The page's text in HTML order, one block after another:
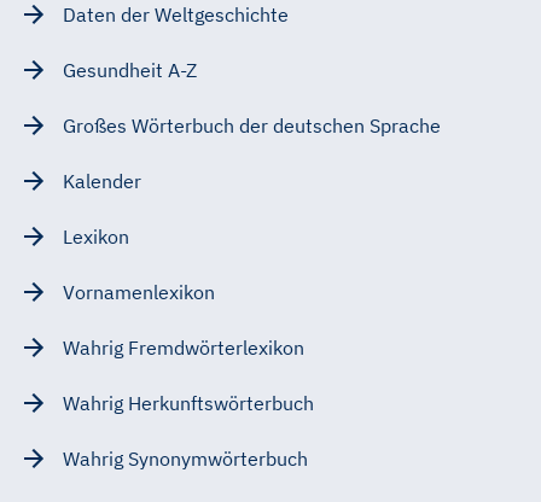
Daten der Weltgeschichte
Gesundheit A-Z
Großes Wörterbuch der deutschen Sprache
Kalender
Lexikon
Vornamenlexikon
Wahrig Fremdwörterlexikon
Wahrig Herkunftswörterbuch
Wahrig Synonymwörterbuch